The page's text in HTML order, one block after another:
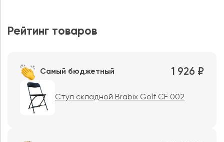
Рейтинг товаров
Самый бюджетный 1 926 ₽
Стул складной Brabix Golf CF 002